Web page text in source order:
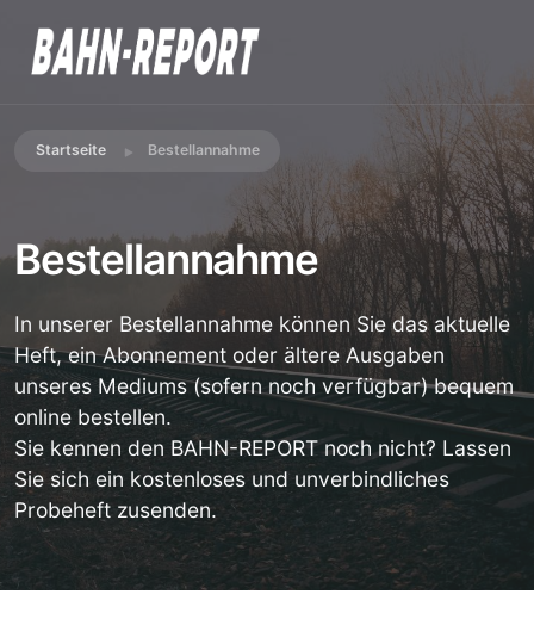
Startseite Bestellannahme
Bestellannahme
In unserer Bestellannahme können Sie das aktuelle
Heft, ein Abonnement oder ältere Ausgaben
unseres Mediums (sofern noch verfügbar) bequem
online bestellen.
Sie kennen den BAHN-REPORT noch nicht? Lassen
Sie sich ein kostenloses und unverbindliches
Probeheft zusenden.